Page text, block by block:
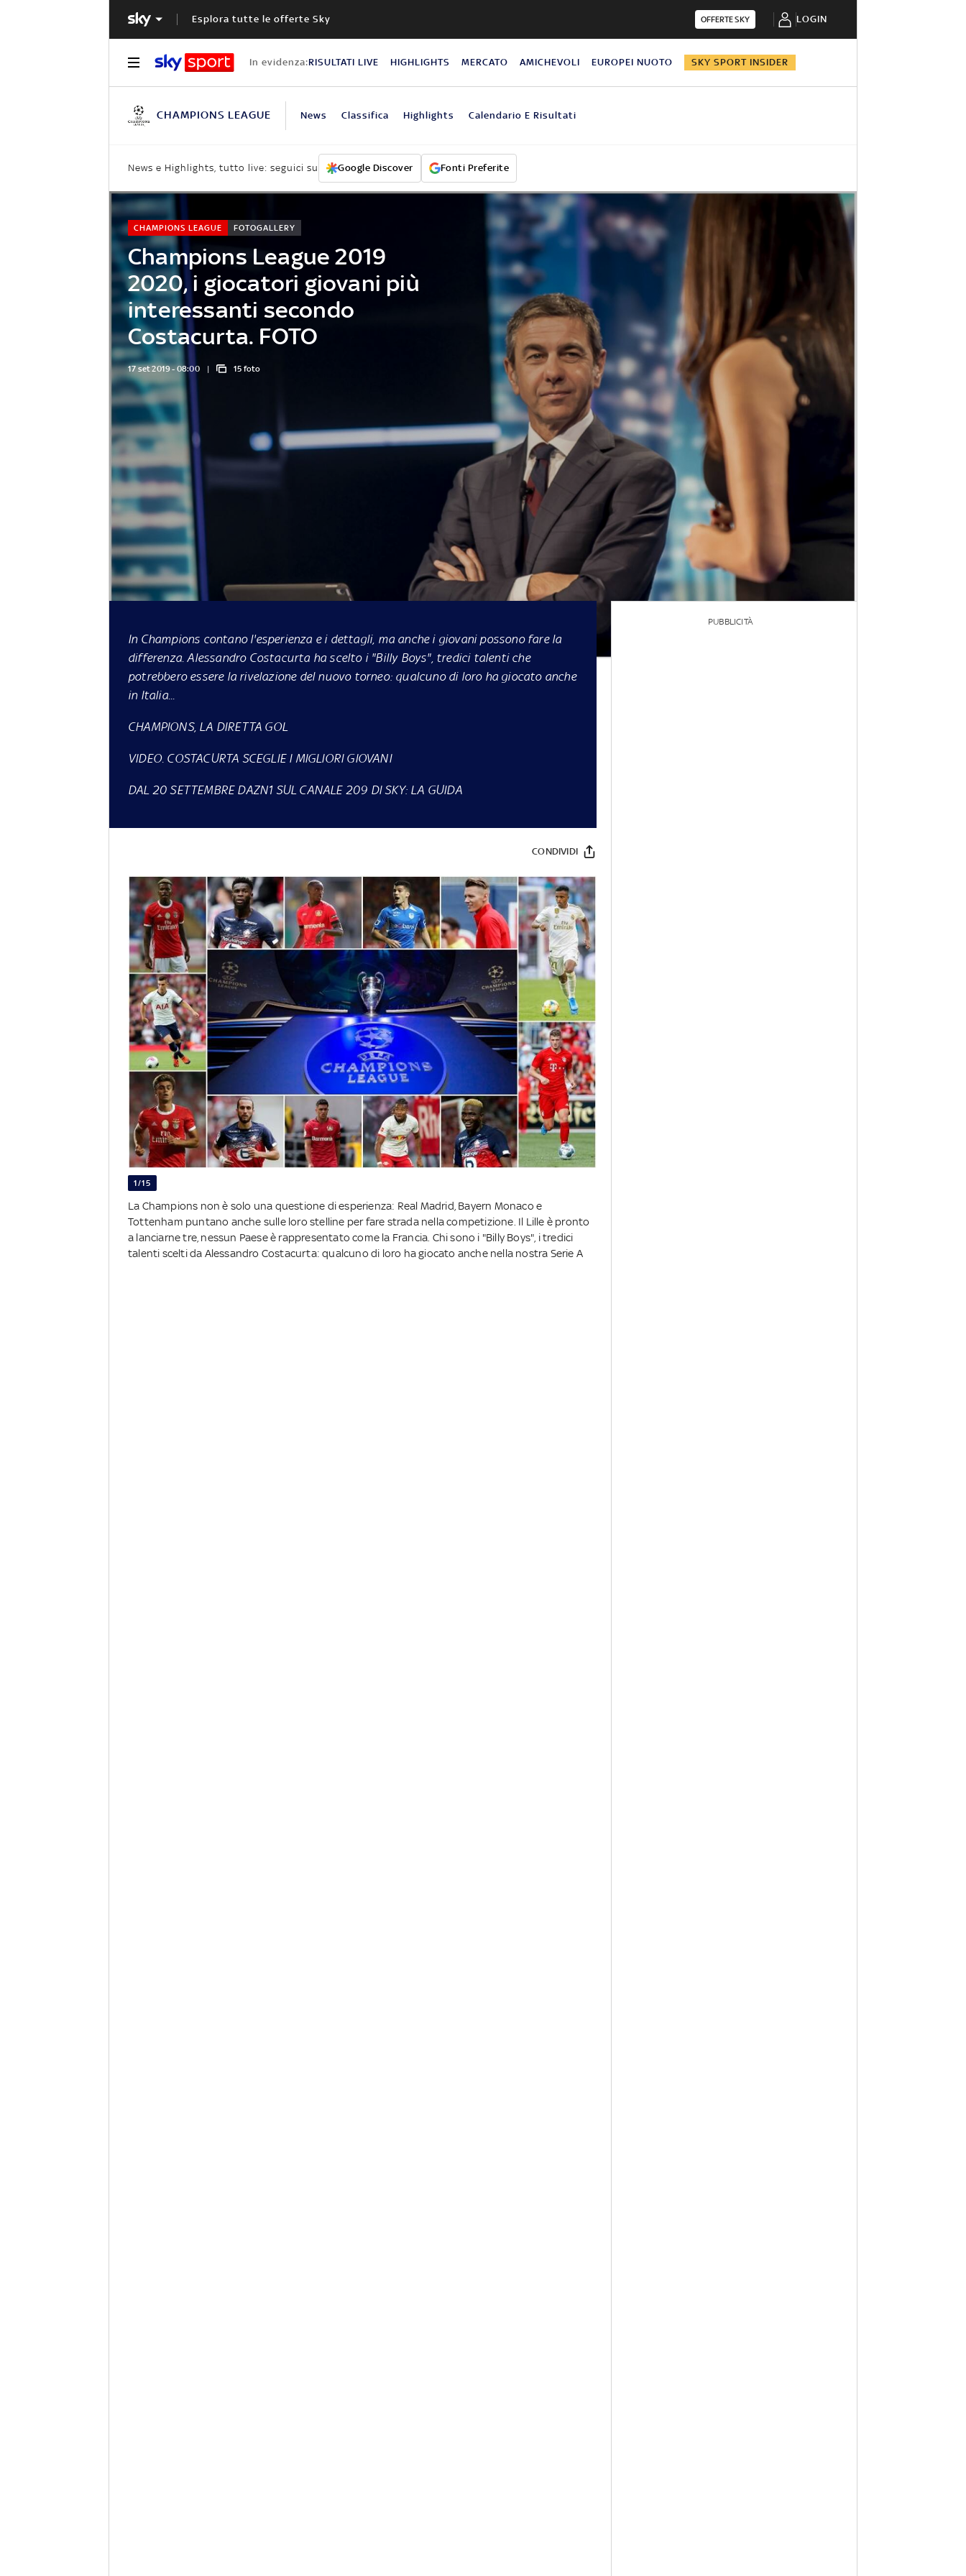
Esplora tutte le offerte Sky OFFERTE SKY LOGIN
In evidenza:RISULTATI LIVE HIGHLIGHTS MERCATO AMICHEVOLI EUROPEI NUOTO SKY SPORT INSIDER
CHAMPIONS LEAGUE News Classifica Highlights Calendario E Risultati
News e Highlights, tutto live: seguici su Google Discover Fonti Preferite
Champions League 2019
2020, i giocatori giovani più
interessanti secondo
Costacurta. FOTO
CHAMPIONS LEAGUE FOTOGALLERY
17 set 2019 - 08:00 15 foto
In Champions contano l'esperienza e i dettagli, ma anche i giovani possono fare la
differenza. Alessandro Costacurta ha scelto i "Billy Boys", tredici talenti che
potrebbero essere la rivelazione del nuovo torneo: qualcuno di loro ha giocato anche
in Italia...
CHAMPIONS, LA DIRETTA GOL
VIDEO. COSTACURTA SCEGLIE I MIGLIORI GIOVANI
DAL 20 SETTEMBRE DAZN1 SUL CANALE 209 DI SKY: LA GUIDA
CONDIVIDI
1/15
La Champions non è solo una questione di esperienza: Real Madrid, Bayern Monaco e
Tottenham puntano anche sulle loro stelline per fare strada nella competizione. Il Lille è pronto
a lanciarne tre, nessun Paese è rappresentato come la Francia. Chi sono i "Billy Boys", i tredici
talenti scelti da Alessandro Costacurta: qualcuno di loro ha giocato anche nella nostra Serie A
PUBBLICITÀ